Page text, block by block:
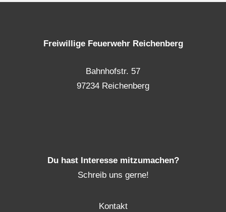
Freiwillige Feuerwehr Reichenberg
Bahnhofstr. 57
97234 Reichenberg
Du hast Interesse mitzumachen?
Schreib uns gerne!
Kontakt